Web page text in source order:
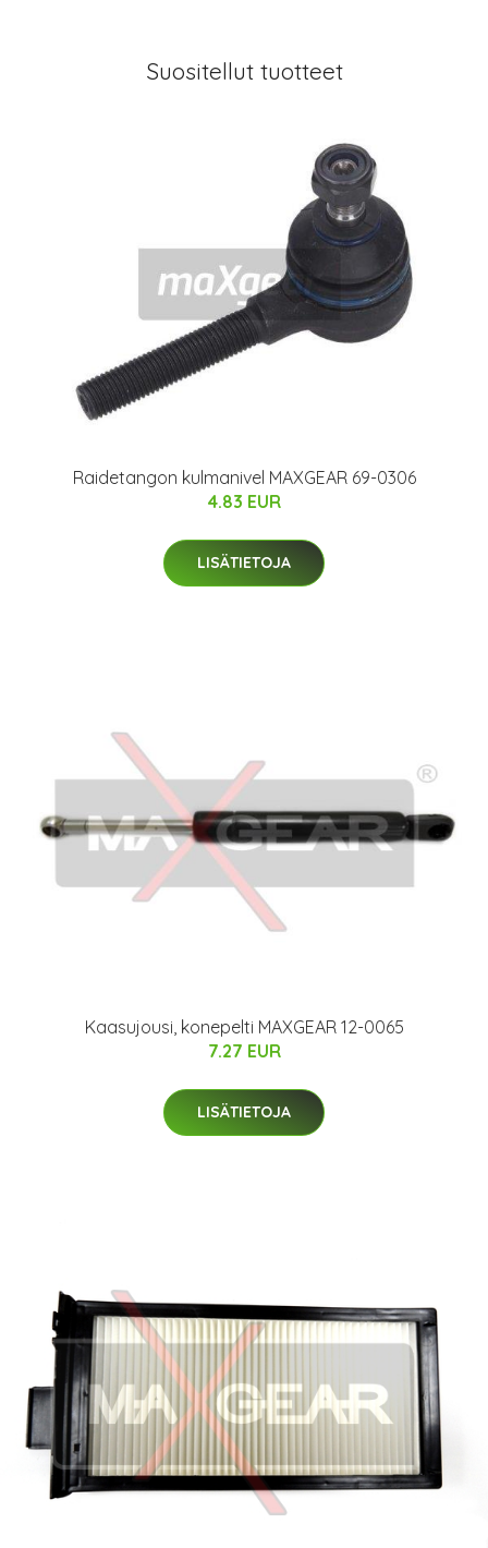
Suositellut tuotteet
Raidetangon kulmanivel MAXGEAR 69-0306
4.83 EUR
LISÄTIETOJA
Kaasujousi, konepelti MAXGEAR 12-0065
7.27 EUR
LISÄTIETOJA